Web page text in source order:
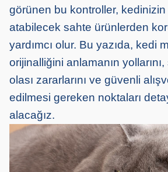
görünen bu kontroller, kedinizin
atabilecek sahte ürünlerden
yardımcı olur. Bu yazıda, kedi
orijinalliğini anlamanın
olası zararlarını ve güvenli
edilmesi gereken noktaları
alacağız.